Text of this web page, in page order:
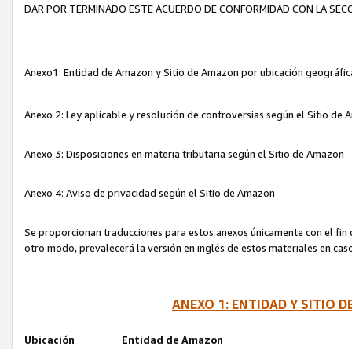
DAR POR TERMINADO ESTE ACUERDO DE CONFORMIDAD CON LA
Anexo1: Entidad de Amazon y Sitio de Amazon por ubicación
Anexo 2: Ley aplicable y resolución de controversias según el Sitio de
Anexo 3: Disposiciones en materia tributaria según el Sitio de Amazon
Anexo 4: Aviso de privacidad según el Sitio de Amazon
Se proporcionan traducciones para estos anexos únicamente con el
otro modo, prevalecerá la versión en inglés de estos materiales en
ANEXO 1: ENTIDAD Y SITIO
Ubicación
Entidad de Amazon